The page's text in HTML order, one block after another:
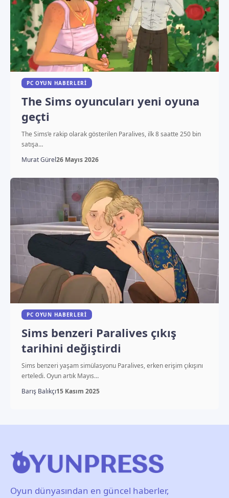
PC OYUN HABERLERI
The Sims oyuncuları yeni oyuna
geçti
The Sims’e rakip olarak gösterilen Paralives, ilk 8 saatte 250 bin
satışa…
Murat Gürel26 Mayıs 2026
PC OYUN HABERLERI
Sims benzeri Paralives çıkış
tarihini değiştirdi
Sims benzeri yaşam simülasyonu Paralives, erken erişim çıkışını
erteledi. Oyun artık Mayıs…
Barış Balıkçı15 Kasım 2025
Oyun dünyasından en güncel haberler,